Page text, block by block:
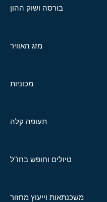
בורסה ושוק ההון
מזג האוויר
מכוניות
תעופה קלה
טיולים וחופש בחו"ל
משכנתאות וייעוץ מחזור